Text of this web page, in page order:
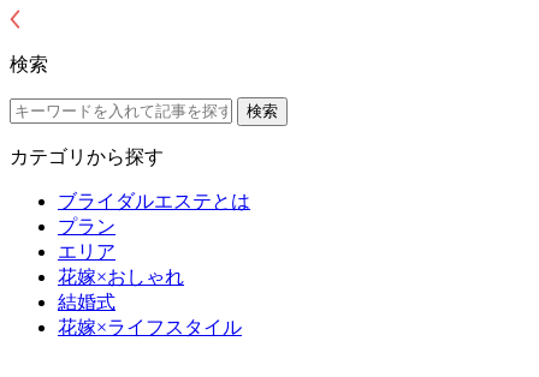
検索
カテゴリから探す
ブライダルエステとは
プラン
エリア
花嫁×おしゃれ
結婚式
花嫁×ライフスタイル